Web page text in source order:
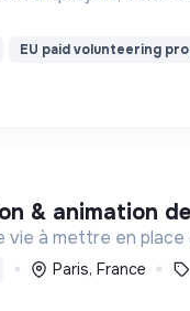
EU paid volunteering
& animation
vie à mettre en
Paris, France